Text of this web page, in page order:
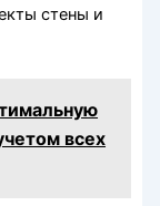
стены и
всех